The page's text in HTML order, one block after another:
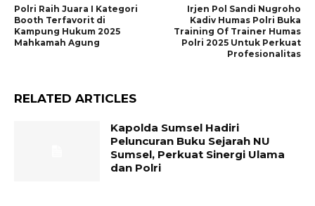
Polri Raih Juara I Kategori
Booth Terfavorit di
Kampung Hukum 2025
Mahkamah Agung
Irjen Pol Sandi Nugroho
Kadiv Humas Polri Buka
Training Of Trainer Humas
Polri 2025 Untuk Perkuat
Profesionalitas
RELATED ARTICLES
Kapolda Sumsel Hadiri
Peluncuran Buku Sejarah NU
Sumsel, Perkuat Sinergi Ulama
dan Polri